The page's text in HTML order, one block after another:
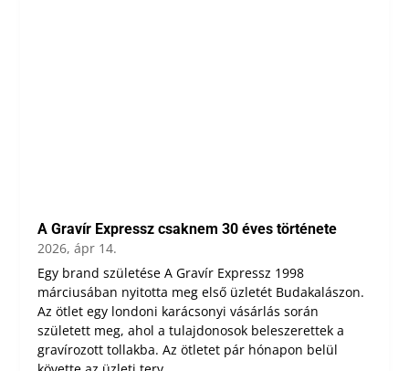
A Gravír Expressz csaknem 30 éves története
2026, ápr 14.
Egy brand születése A Gravír Expressz 1998
márciusában nyitotta meg első üzletét Budakalászon.
Az ötlet egy londoni karácsonyi vásárlás során
született meg, ahol a tulajdonosok beleszerettek a
gravírozott tollakba. Az ötletet pár hónapon belül